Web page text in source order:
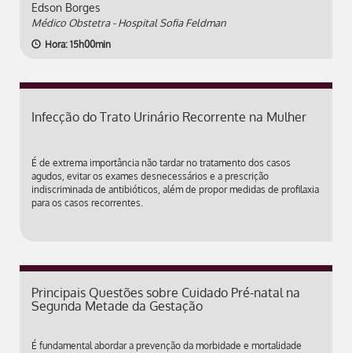
Edson Borges
Médico Obstetra - Hospital Sofia Feldman
Hora: 15h00min
Infecção do Trato Urinário Recorrente na Mulher
É de extrema importância não tardar no tratamento dos casos
agudos, evitar os exames desnecessários e a prescrição
indiscriminada de antibióticos, além de propor medidas de profilaxia
para os casos recorrentes.
Principais Questões sobre Cuidado Pré-natal na
Segunda Metade da Gestação
É fundamental abordar a prevenção da morbidade e mortalidade